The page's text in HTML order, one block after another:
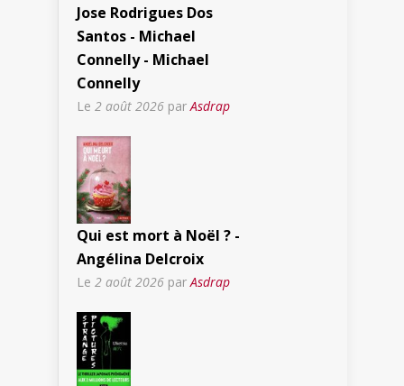
Jose Rodrigues Dos
Santos - Michael
Connelly - Michael
Connelly
Le 2 août 2026 parAsdrap
Qui est mort à Noël ? -
Angélina Delcroix
Le 2 août 2026 par Asdrap